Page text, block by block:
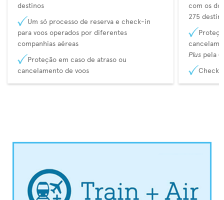
destinos
Um só processo de reserva e check-in
para voos operados por diferentes
companhias aéreas
Proteção em caso de atraso ou
cancelamento de voos
com os
275
Plus pela
Check-